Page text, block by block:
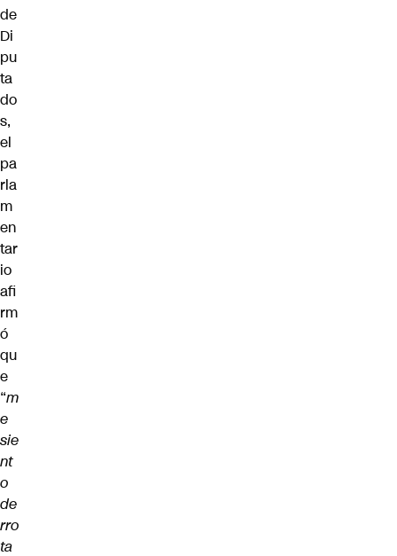
de
Di
pu
ta
do
s,
el
pa
rla
m
en
tar
io
afi
rm
ó
qu
e
“m
e
sie
nt
o
de
rro
ta